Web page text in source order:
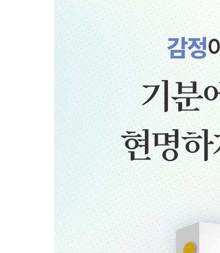
감정을 다루는 다섯 가지 전략, PRIME
좋은 감정도 조절이 필요하다
제4장 감정 조절을 실천하는 법
우리가 사는 세상은 감정을 다루는 힘이 필요하다
제5장 공동 조절, 감정의 상호작용
건강한 공동 조절이 의미하는 것
공동 조절은 모든 관계의 바탕이다
해로운 공동 조절도 있다
공동 조절은 어릴 때부터 시작된다
공동 조절은 순환하고 이어진다
제6장 관계 속에서 공동 조절을 활용하는 법
공동 조절은 묻는 것에서 시작한다
공동 조절 전략의 세 유형